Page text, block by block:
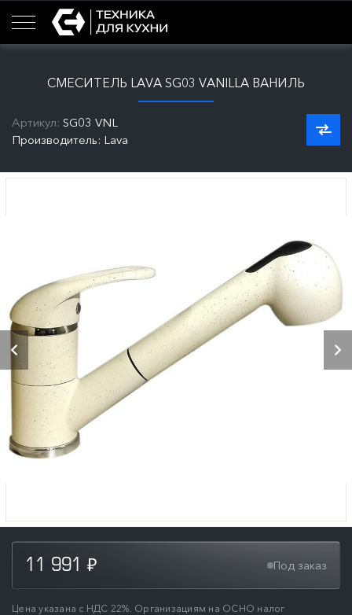
СМЕСИТЕЛЬ LAVA SG03 VANILLA ВАНИЛЬ
Артикул: SG03 VNL
Производитель: Lava
11 991 ₽ Под заказ
Цена указана с НДС 22%. Организациям на ОСНО налог